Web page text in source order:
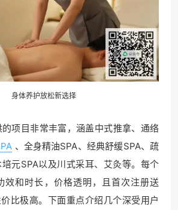
身体养护放松新选择
项目非常丰富，涵盖中式推拿、通络
、全身精油SPA、经典舒缓SPA、疏
元SPA以及川式采耳、艾灸等。每个
效和时长，价格透明，且首次注册送
比极高。下面重点介绍几个深受用户